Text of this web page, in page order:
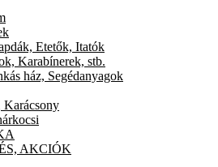
Etetők, Itatók
Karabínerek, stb.
ház, Segédanyagok
Karácsony
AKCIÓK